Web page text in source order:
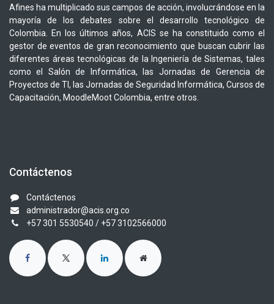
Afines ha multiplicado sus campos de acción, involucrándose en la
mayoría de los debates sobre el desarrollo tecnológico de
Colombia. En los últimos años, ACIS se ha constituido como el
gestor de eventos de gran reconocimiento que buscan cubrir las
diferentes áreas tecnológicas de la Ingeniería de Sistemas, tales
como el Salón de Informática, las Jornadas de Gerencia de
Proyectos de TI, las Jornadas de Seguridad Informática, Cursos de
Capacitación, MoodleMoot Colombia, entre otros.
Contáctenos
Contáctenos
administrador@acis.org.co
+57 301 5530540 / +57 3102566000